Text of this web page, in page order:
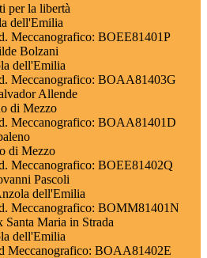
per la libertà
dell'Emilia
Meccanografico: BOEE81401P
Bolzani
dell'Emilia
Meccanografico: BOAA81403G
Allende
di Mezzo
Meccanografico: BOAA81401D
di Mezzo
Meccanografico: BOEE81402Q
Pascoli
dell'Emilia
Meccanografico: BOMM81401N
Santa Maria in Strada
dell'Emilia
Meccanografico: BOAA81402E